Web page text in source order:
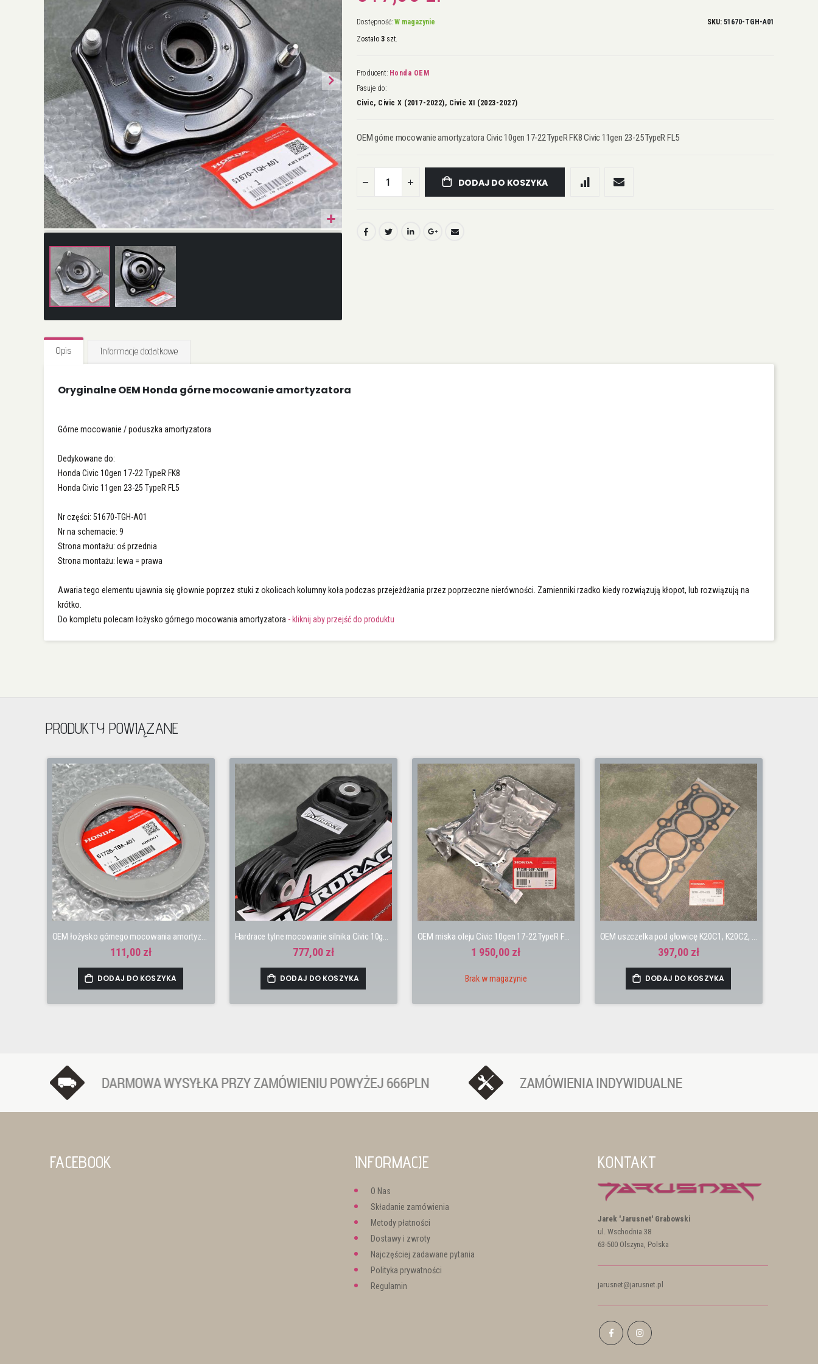
na
początek
Dostępność: W magazynie
Zostało 3szt.
SKU 51670-TGH-A01
Producent: Honda OEM
Pasuje do:
Civic, Civic X (2017-2022), Civic XI (2023-2027)
OEM górne mocowanie amortyzatora Civic 10gen 17-22 TypeR FK8 Civic 11gen 23-25 TypeR FL5
DODAJ DO KOSZYKA
Opis
Oryginalne OEM Honda górne mocowanie amortyzatora
Górne mocowanie / poduszka amortyzatora
Dedykowane do:
Honda Civic 10gen 17-22 TypeR FK8
Honda Civic 11gen 23-25 TypeR FL5
Nr części: 51670-TGH-A01
Nr na schemacie: 9
Strona montażu: oś przednia
Strona montażu: lewa = prawa
Awaria tego elementu ujawnia się głownie poprzez stuki z okolicach kolumny koła podczas przejeżdżania przez poprzeczne nierówności. Zamienniki rzadko kiedy rozwiązują kłopot, lub rozwiązują na
krótko.
Do kompletu polecam łożysko górnego mocowania amortyzatora - kliknij aby przejść do produktu
Informacje dodatkowe
PRODUKTY POWIĄZANE
OEM łożysko górnego mocowania amortyzatora Civic 10gen 17-22 TypeR FK8, Civic 11gen 23-25 TypeR FL5
111,00 zł
DODAJ DO KOSZYKA
Hardrace tylne mocowanie silnika Civic 10gen 17-22 FK7 FC1 L15BA L15BB
777,00 zł
DODAJ DO KOSZYKA
OEM miska oleju Civic 10gen 17-22 TypeR FK8 USDM
1 950,00 zł
Brak w magazynie
OEM uszczelka pod głowicę K20C1, K20C2, FK2 Civic 9gen, FK8 Civic 10gen
397,00 zł
DODAJ DO KOSZYKA
FACEBOOK INFORMACJE
O Nas
Składanie zamówienia
Metody płatności
Dostawy i zwroty
Najczęściej zadawane pytania
Polityka prywatności
Regulamin
KONTAKT
Jarek 'Jarusnet' Grabowski
ul. Wschodnia 38
63-500 Olszyna, Polska
jarusnet@jarusnet.pl